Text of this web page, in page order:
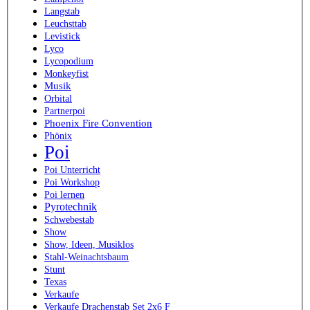
Langstab
Leuchsttab
Levistick
Lyco
Lycopodium
Monkeyfist
Musik
Orbital
Partnerpoi
Phoenix Fire Convention
Phönix
Poi
Poi Unterricht
Poi Workshop
Poi lernen
Pyrotechnik
Schwebestab
Show
Show, Ideen, Musiklos
Stahl-Weinachtsbaum
Stunt
Texas
Verkaufe
Verkaufe Drachenstab Set 2x6 F